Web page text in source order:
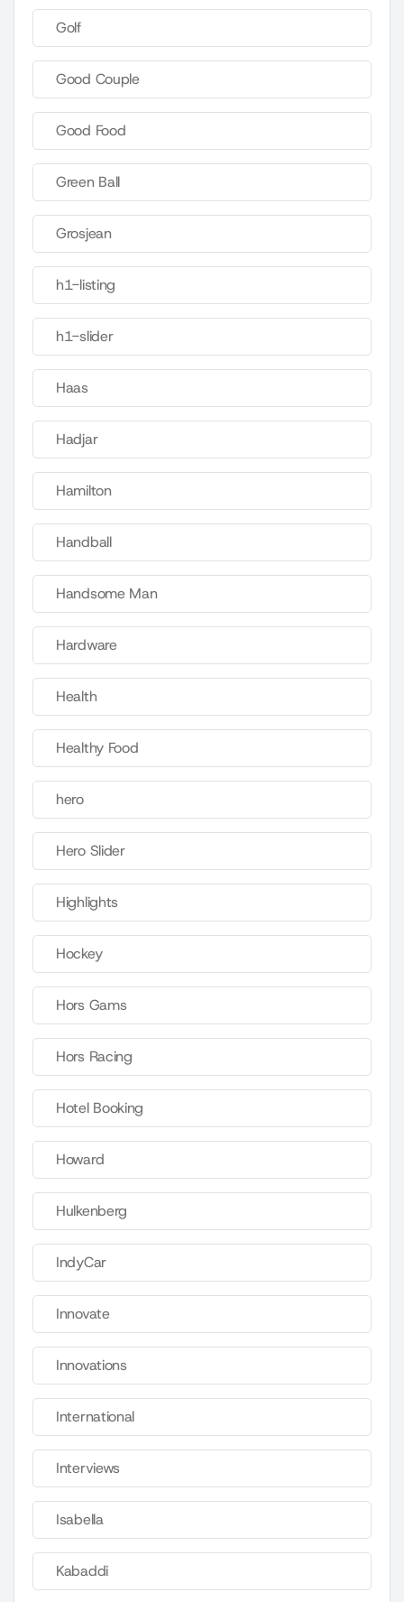
Golf
Good Couple
Good Food
Green Ball
Grosjean
h1-listing
h1-slider
Haas
Hadjar
Hamilton
Handball
Handsome Man
Hardware
Health
Healthy Food
hero
Hero Slider
Highlights
Hockey
Hors Gams
Hors Racing
Hotel Booking
Howard
Hulkenberg
IndyCar
Innovate
Innovations
International
Interviews
Isabella
Kabaddi